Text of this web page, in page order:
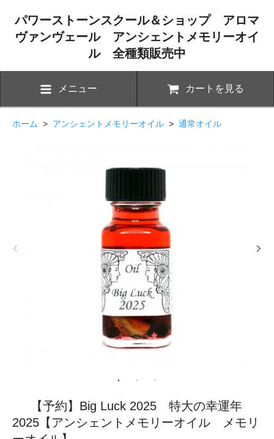
パワーストーンスクール＆ショップ アロマ
ヴァンヴェール アンシェントメモリーオイ
ル 全種類販売中
メニュー カートを見る
ホーム > アンシェントメモリーオイル > 通常オイル
【予約】Big Luck 2025 特大の幸運年
2025【アンシェントメモリーオイル メモリ